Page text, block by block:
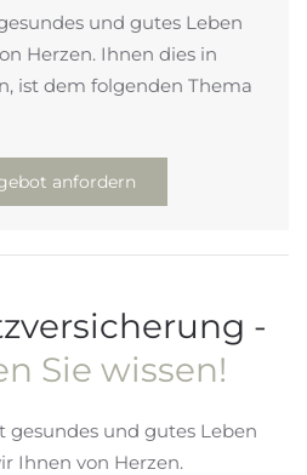
und gutes Leben
Herzen. Ihnen dies in
ist dem folgenden Thema
anfordern
-
Sie wissen!
gesundes und gutes Leben
Ihnen von Herzen.